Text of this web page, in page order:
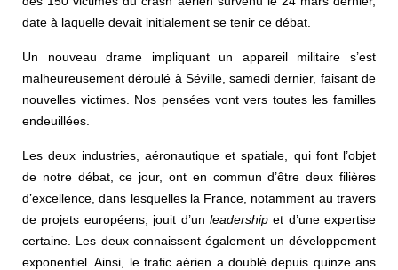
date à laquelle devait initialement se tenir ce débat.
Un nouveau drame impliquant un appareil militaire s’est
malheureusement déroulé à Séville, samedi dernier, faisant de
nouvelles victimes. Nos pensées vont vers toutes les familles
endeuillées.
Les deux industries, aéronautique et spatiale, qui font l’objet
de notre débat, ce jour, ont en commun d’être deux filières
d’excellence, dans lesquelles la France, notamment au travers
de projets européens, jouit d’un leadershipet d’une expertise
certaine. Les deux connaissent également un développement
exponentiel. Ainsi, le trafic aérien a doublé depuis quinze ans